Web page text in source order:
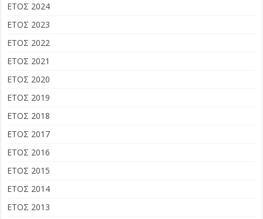
ΕΤΟΣ 2024
ΕΤΟΣ 2023
ΕΤΟΣ 2022
ΕΤΟΣ 2021
ΕΤΟΣ 2020
ΕΤΟΣ 2019
ΕΤΟΣ 2018
ΕΤΟΣ 2017
ΕΤΟΣ 2016
ΕΤΟΣ 2015
ΕΤΟΣ 2014
ΕΤΟΣ 2013